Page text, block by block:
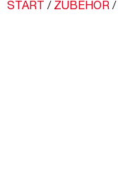
START / ZUBEHÖR /